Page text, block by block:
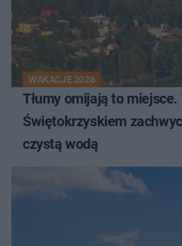
WAKACJE 2026
Tłumy omijają to
Świętokrzyskiem
czystą wodą